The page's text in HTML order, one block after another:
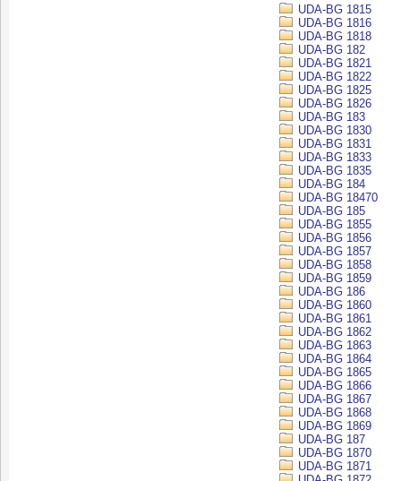
UDA-BG 1815
UDA-BG 1816
UDA-BG 1818
UDA-BG 182
UDA-BG 1821
UDA-BG 1822
UDA-BG 1825
UDA-BG 1826
UDA-BG 183
UDA-BG 1830
UDA-BG 1831
UDA-BG 1833
UDA-BG 1835
UDA-BG 184
UDA-BG 18470
UDA-BG 185
UDA-BG 1855
UDA-BG 1856
UDA-BG 1857
UDA-BG 1858
UDA-BG 1859
UDA-BG 186
UDA-BG 1860
UDA-BG 1861
UDA-BG 1862
UDA-BG 1863
UDA-BG 1864
UDA-BG 1865
UDA-BG 1866
UDA-BG 1867
UDA-BG 1868
UDA-BG 1869
UDA-BG 187
UDA-BG 1870
UDA-BG 1871